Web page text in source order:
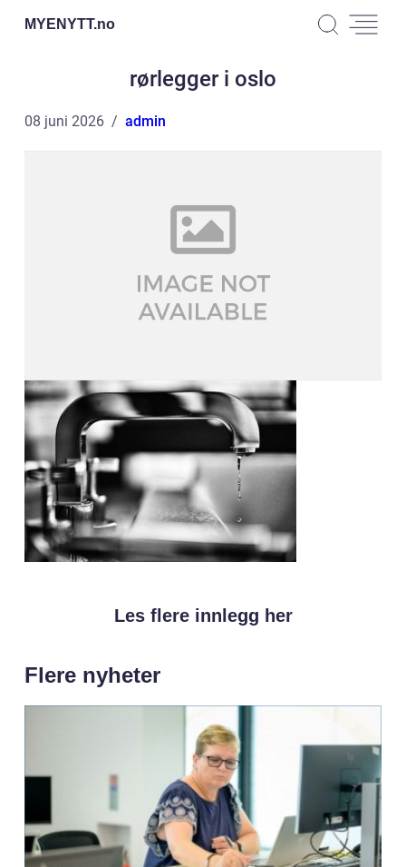
MYENYTT.no
rørlegger i oslo
08 juni 2026 admin
Les flere innlegg her
Flere nyheter